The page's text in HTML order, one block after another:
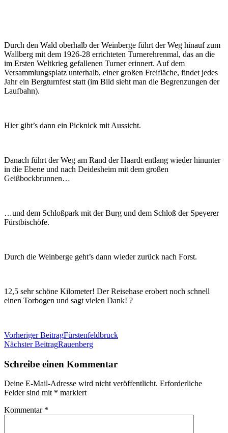
Durch den Wald oberhalb der Weinberge führt der Weg hinauf zum
Wallberg mit dem 1926-28 errichteten Turnerehrenmal, das an die
im Ersten Weltkrieg gefallenen Turner erinnert. Auf dem
Versammlungsplatz unterhalb, einer großen Freifläche, findet jedes
Jahr ein Bergturnfest statt (im Bild sieht man die Begrenzungen der
Laufbahn).
Hier gibt’s dann ein Picknick mit Aussicht.
Danach führt der Weg am Rand der Haardt entlang wieder hinunter
in die Ebene und nach Deidesheim mit dem großen
Geißbockbrunnen…
…und dem Schloßpark mit der Burg und dem Schloß der Speyerer
Fürstbischöfe.
Durch die Weinberge geht’s dann wieder zurück nach Forst.
12,5 sehr schöne Kilometer! Der Reisehase erobert noch schnell
einen Torbogen und sagt vielen Dank! ?
Beitragsnavigation
Vorheriger BeitragFürstenfeldbruck
Nächster BeitragRauenberg
Schreibe einen Kommentar
Deine E-Mail-Adresse wird nicht veröffentlicht. Erforderliche
Felder sind mit * markiert
Kommentar *